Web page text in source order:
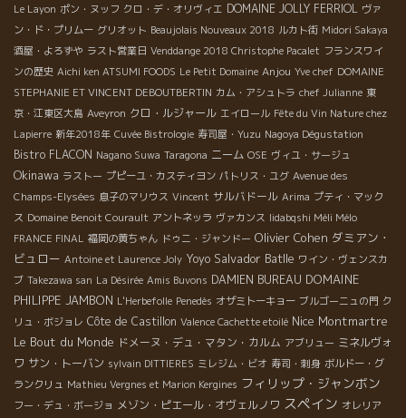
Le Layon ポン・ヌッフ クロ・デ・オリヴィエ DOMAINE JOLLY FERRIOL ヴァ
ン・ド・プリムー グリオット Beaujolais Nouveaux 2018 ルカト街 Midori Sakaya
酒屋・よろずや ラスト営業日 Venddange 2018 Christophe Pacalet フランスワイ
ンの歴史 Aichi ken ATSUMI FOODS Le Petit Domaine Anjou Yve chef DOMAINE
STEPHANIE ET VINCENT DEBOUTBERTIN カム・アシュトラ chef Julianne 東
京・江東区大島 Aveyron クロ・ルジャール エイロール Fête du Vin Nature chez
Lapierre 新年2018年 Cuvée Bistrologie 寿司屋・Yuzu Nagoya Dégustation
Bistro FLACON Nagano Suwa Taragona ニーム OSE ヴィユ・サージュ
Okinawa ラストー プピーユ・カスティヨン パトリス・ユグ Avenue des
Champs-Elysées 息子のマリウス Vincent サルバドール Arima プティ・マック
ス Domaine Benoit Courault アントネッラ ヴァカンス Iidabqshi Méli Mélo
FRANCE FINAL 福岡の黄ちゃん ドゥニ・ジャンドー Olivier Cohen ダミアン・
ビュロー Antoine et Laurence Joly Yoyo Salvador Batlle ワイン・ヴェンスカ
ブ Takezawa san La Désirée Amis Buvons DAMIEN BUREAU DOMAINE
PHILIPPE JAMBON L'Herbefolle Penedès オザミトーキョー ブルゴーニュの門 ク
リュ・ボジョレ Côte de Castillon Valence Cachette etoilé Nice Montmartre
Le Bout du Monde ドメーヌ・デュ・マタン・カルム アブリュー ミネルヴォ
ワ サン・トーバン sylvain DITTIERES ミレジム・ビオ 寿司・刺身 ボルドー・グ
ランクリュ Mathieu Vergnes et Marion Kergines フィリップ・ジャンボン
フー・デュ・ボージョ メゾン・ピエール・オヴェルノワ スペイン オレリア